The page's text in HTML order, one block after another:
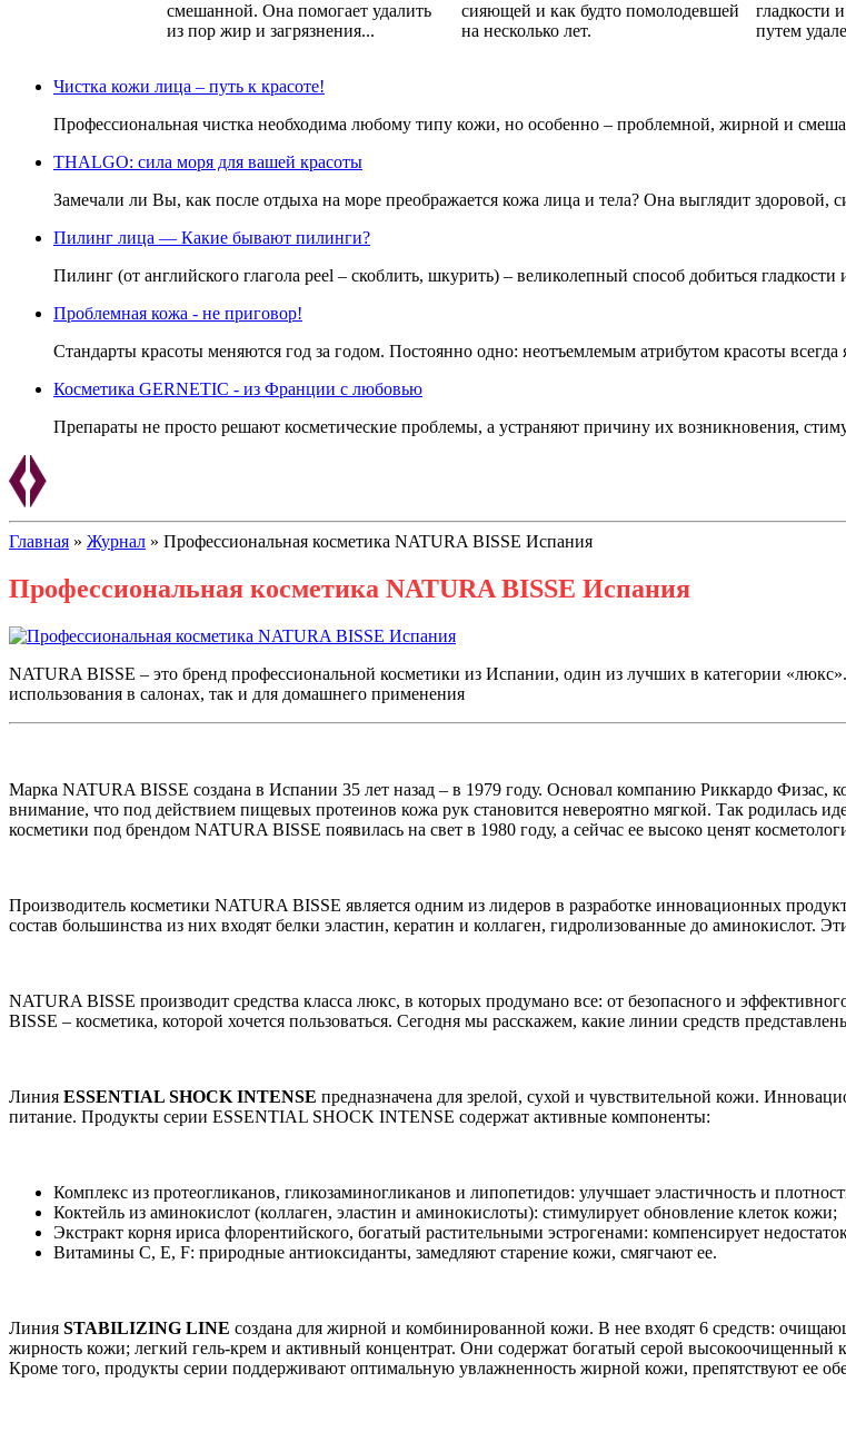
смешанной. Она помогает удалить
из пор жир и загрязнения...
сияющей и как будто помолодевшей
на несколько лет.
гладкости
путем
Проблемная кожа - не приговор!
Стандарты красоты меняются год за
годом. Постоянно одно:
неотъемлемым атрибутом красоты
всегда являлась и является
идеальная кожа и чистое лицо.
Косметика GERNETIC - из
косметические проблемы, а
устраняют причину их
восстанавливаться.
Чистка кожи лица – путь к красоте!
Профессиональная чистка необходима любому типу кожи, но особенно – проблемной, жирной и
THALGO: сила моря для вашей красоты
Замечали ли Вы, как после отдыха на море преображается кожа лица и тела? Она выглядит здоровой,
Пилинг лица — Какие бывают пилинги?
Пилинг (от английского глагола peel – скоблить, шкурить) – великолепный способ добиться
Проблемная кожа - не приговор!
Стандарты красоты меняются год за годом. Постоянно одно: неотъемлемым атрибутом красоты всегда
Косметика GERNETIC - из Франции с любовью
Препараты не просто решают косметические проблемы, а устраняют причину их возникновения,
Главная » Журнал » Профессиональная косметика NATURA BISSE Испания
Профессиональная косметика NATURA BISSE Испания
NATURA BISSE – это бренд профессиональной косметики из Испании, один из лучших в категории
использования в салонах, так и для домашнего применения
Марка NATURA BISSE создана в Испании 35 лет назад – в 1979 году. Основал компанию Риккардо
внимание, что под действием пищевых протеинов кожа рук становится невероятно мягкой. Так родилась
косметики под брендом NATURA BISSE появилась на свет в 1980 году, а сейчас ее высоко ценят
Производитель косметики NATURA BISSE является одним из лидеров в разработке инновационных
состав большинства из них входят белки эластин, кератин и коллаген, гидролизованные до аминокислот.
NATURA BISSE производит средства класса люкс, в которых продумано все: от безопасного и
BISSE – косметика, которой хочется пользоваться. Сегодня мы расскажем, какие линии средств
Линия ESSENTIAL SHOCK INTENSE предназначена для зрелой, сухой и чувствительной кожи.
питание. Продукты серии ESSENTIAL SHOCK INTENSE содержат активные компоненты:
Комплекс из протеогликанов, гликозаминогликанов и липопетидов: улучшает эластичность и
Коктейль из аминокислот (коллаген, эластин и аминокислоты): стимулирует обновление клеток кожи;
Экстракт корня ириса флорентийского, богатый растительными эстрогенами: компенсирует
Витамины C, Е, F: природные антиоксиданты, замедляют старение кожи, смягчают ее.
Линия STABILIZING LINE создана для жирной и комбинированной кожи. В нее входят 6 средств:
жирность кожи; легкий гель-крем и активный концентрат. Они содержат богатый серой высокоочищенный
Кроме того, продукты серии поддерживают оптимальную увлажненность жирной кожи, препятствуют ее